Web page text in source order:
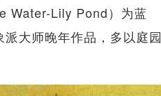
Water-Lily Pond）为蓝
大师晚年作品，多以庭园